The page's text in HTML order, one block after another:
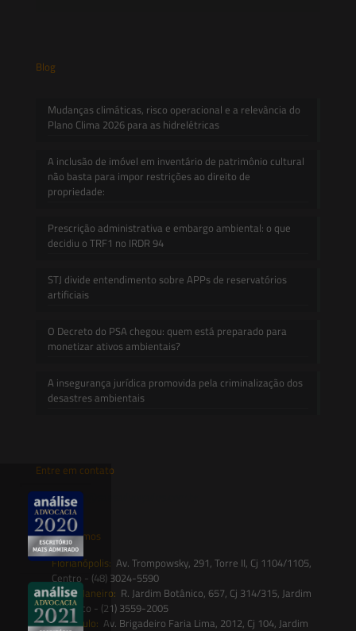
Blog
Mudanças climáticas, risco operacional e a relevância do
Plano Clima 2026 para as hidrelétricas
A inclusão de imóvel em inventário de patrimônio cultural
não basta para impor restrições ao direito de
propriedade:
Prescrição administrativa e embargo ambiental: o que
decidiu o TRF1 no IRDR 94
STJ divide entendimento sobre APPs de reservatórios
artificiais
O Decreto do PSA chegou: quem está preparado para
monetizar ativos ambientais?
A insegurança jurídica promovida pela criminalização dos
desastres ambientais
Entre em contato
contato@saesadvogados.com.br
Onde estamos
Florianópolis: Av. Trompowsky, 291, Torre II, Cj 1104/1105,
Centro - (48) 3024-5590
Rio de Janeiro: R. Jardim Botânico, 657, Cj 314/315, Jardim
Botânico - (21) 3559-2005
São Paulo: Av. Brigadeiro Faria Lima, 2012, Cj 104, Jardim